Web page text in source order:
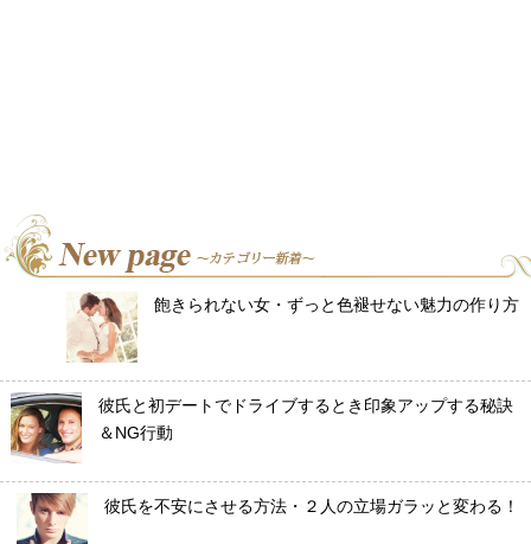
飽きられない女・ずっと色褪せない魅力の作り方
彼氏と初デートでドライブするとき印象アップする秘訣
＆NG行動
彼氏を不安にさせる方法・２人の立場ガラッと変わる！